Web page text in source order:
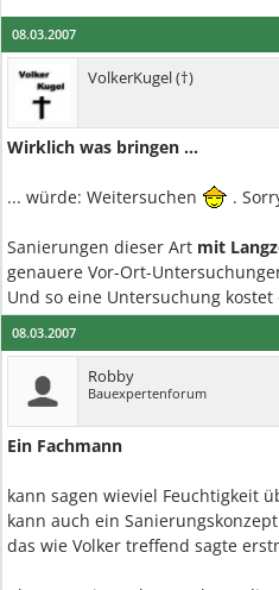
08.03.2007
VolkerKugel (†)
Wirklich was bringen ...
... würde: Weitersuchen .
Sanierungen dieser Art mit
genauere Vor-Ort-
Und so eine Untersuchung kostet
08.03.2007
Robby
Bauexpertenforum
Ein Fachmann
kann sagen wieviel Feuchtigkeit
kann auch ein
das wie Volker treffend sagte